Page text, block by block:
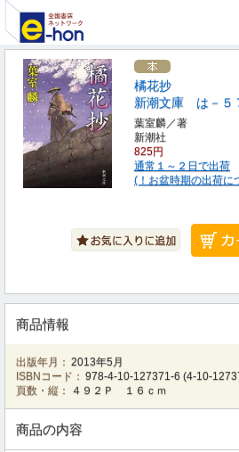
橘花抄
新潮文庫 は－５
葉室麟／著
新潮社
825円
通常１～２日で出荷
(！お盆時期の出荷に
商品情報
出版年月： 2013年5月
ISBNコード： 978-4-10-127371-6 (4-10-
頁数・縦：
４９２Ｐ １６ｃｍ
商品の内容